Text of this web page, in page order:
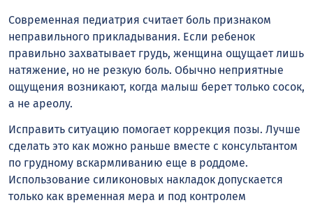
Современная педиатрия считает боль признаком
неправильного прикладывания. Если ребенок
правильно захватывает грудь, женщина ощущает лишь
натяжение, но не резкую боль. Обычно неприятные
ощущения возникают, когда малыш берет только сосок,
а не ареолу.
Исправить ситуацию помогает коррекция позы. Лучше
сделать это как можно раньше вместе с консультантом
по грудному вскармливанию еще в роддоме.
Использование силиконовых накладок допускается
только как временная мера и под контролем